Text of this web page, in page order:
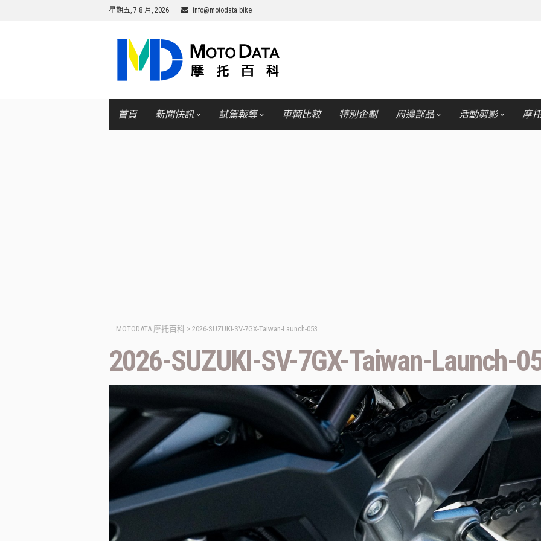
星期五, 7 8 月, 2026 info@motodata.bike
首頁 新聞快訊 試駕報導 車輛比較 特別企劃 周邊部品 活動剪影 摩
MOTODATA 摩托百科 > 2026-SUZUKI-SV-7GX-Taiwan-Launch-053
2026-SUZUKI-SV-7GX-Taiwan-Launch-